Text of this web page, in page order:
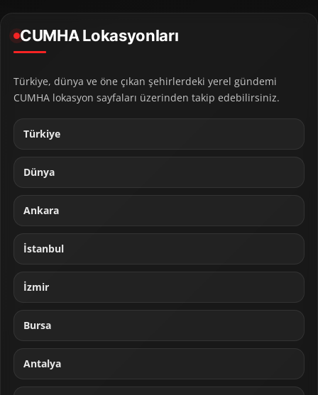
CUMHA Lokasyonları
Türkiye, dünya ve öne çıkan şehirlerdeki yerel gündemi
CUMHA lokasyon sayfaları üzerinden takip edebilirsiniz.
Türkiye
Dünya
Ankara
İstanbul
İzmir
Bursa
Antalya